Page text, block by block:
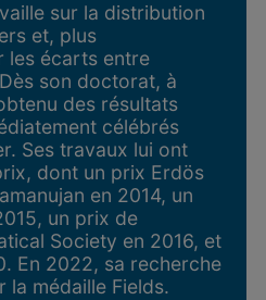
sur la distribution
et, plus
les écarts entre
son doctorat, à
des résultats
célébrés
Ses travaux lui ont
dont un prix Erdös
en 2014, un
un prix de
Society en 2016, et
En 2022, sa recherche
la médaille Fields.